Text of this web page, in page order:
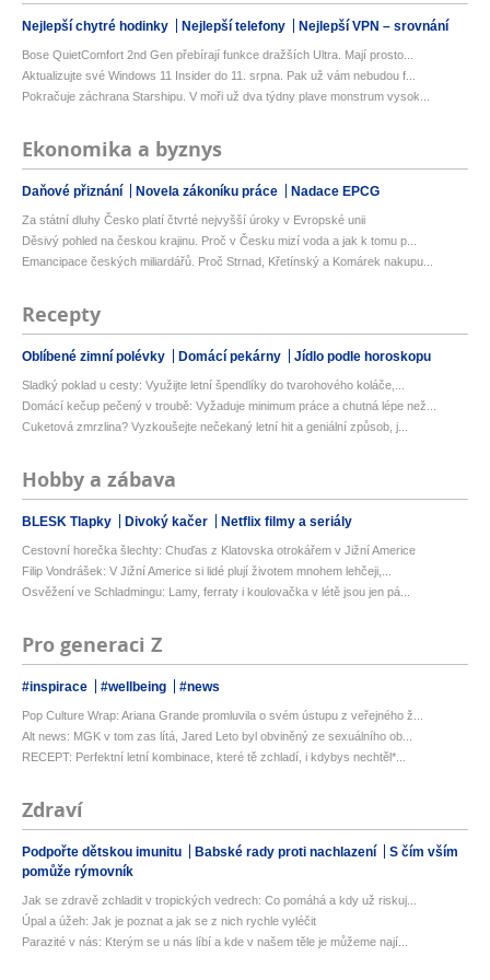
Nejlepší chytré hodinky Nejlepší telefony Nejlepší VPN – srovnání
Bose QuietComfort 2nd Gen přebírají funkce dražších Ultra. Mají prosto...
Aktualizujte své Windows 11 Insider do 11. srpna. Pak už vám nebudou f...
Pokračuje záchrana Starshipu. V moři už dva týdny plave monstrum vysok...
Ekonomika a byznys
Daňové přiznání Novela zákoníku práce Nadace EPCG
Za státní dluhy Česko platí čtvrté nejvyšší úroky v Evropské unii
Děsivý pohled na českou krajinu. Proč v Česku mizí voda a jak k tomu p...
Emancipace českých miliardářů. Proč Strnad, Křetínský a Komárek nakupu...
Recepty
Oblíbené zimní polévky Domácí pekárny Jídlo podle horoskopu
Sladký poklad u cesty: Využijte letní špendlíky do tvarohového koláče,...
Domácí kečup pečený v troubě: Vyžaduje minimum práce a chutná lépe než...
Cuketová zmrzlina? Vyzkoušejte nečekaný letní hit a geniální způsob, j...
Hobby a zábava
BLESK Tlapky Divoký kačer Netflix filmy a seriály
Cestovní horečka šlechty: Chuďas z Klatovska otrokářem v Jižní Americe
Filip Vondrášek: V Jižní Americe si lidé plují životem mnohem lehčeji,...
Osvěžení ve Schladmingu: Lamy, ferraty i koulovačka v létě jsou jen pá...
Pro generaci Z
#inspirace #wellbeing #news
Pop Culture Wrap: Ariana Grande promluvila o svém ústupu z veřejného ž...
Alt news: MGK v tom zas lítá, Jared Leto byl obviněný ze sexuálního ob...
RECEPT: Perfektní letní kombinace, které tě zchladí, i kdybys nechtěl*...
Zdraví
Podpořte dětskou imunitu Babské rady proti nachlazení
S čím vším
pomůže rýmovník
Jak se zdravě zchladit v tropických vedrech: Co pomáhá a kdy už riskuj...
Úpal a úžeh: Jak je poznat a jak se z nich rychle vyléčit
Parazité v nás: Kterým se u nás líbí a kde v našem těle je můžeme nají...